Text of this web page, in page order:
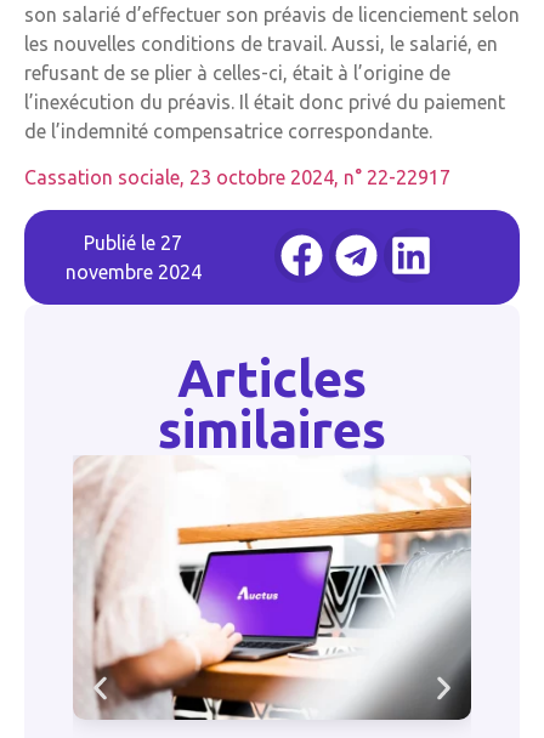
son salarié d’effectuer son préavis de licenciement selon
les nouvelles conditions de travail. Aussi, le salarié, en
refusant de se plier à celles-ci, était à l’origine de
l’inexécution du préavis. Il était donc privé du paiement
de l’indemnité compensatrice correspondante.
Cassation sociale, 23 octobre 2024, n° 22-22917
Publié le 27
novembre 2024
Articles
similaires